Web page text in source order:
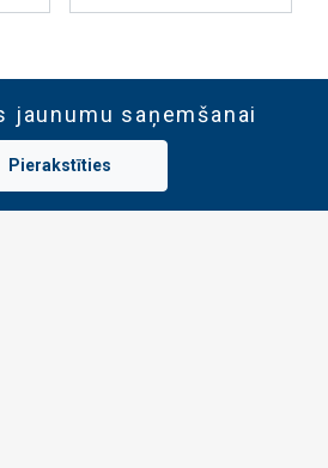
jaunumu saņemšanai
Pierakstīties